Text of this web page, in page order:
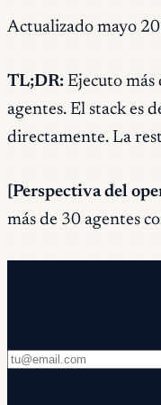
Actualizado mayo
TL;DR: Ejecuto
agentes. El stack es
directamente. La
[Perspectiva del
más de 30 agentes